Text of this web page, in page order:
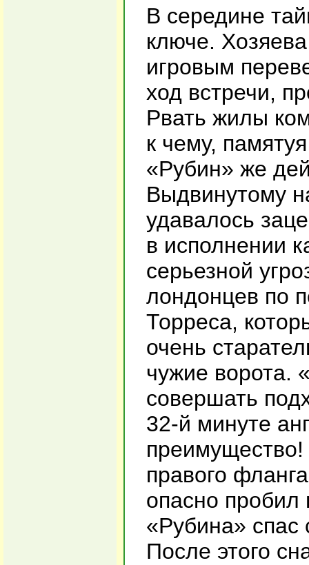
В середине
ключе.
игровым
ход встречи,
Рвать жилы
к чему,
«Рубин» же
Выдвинутому
удавалось
в исполнении
серьезной
лондонцев по
Торреса,
очень
чужие ворота.
совершать
32-й минуте
преимущество!
правого
опасно пробил
«Рубина» спас
После этого